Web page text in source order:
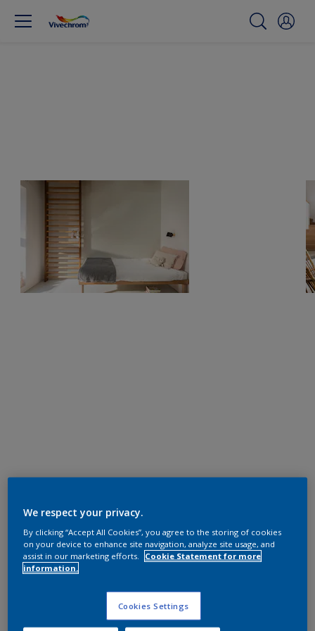
We respect your privacy.
By clicking “Accept All Cookies”, you agree to the storing of cookies
on your device to enhance site navigation, analyze site usage, and
assist in our marketing efforts.
Cookie Statement for more
information.
Cookies Settings